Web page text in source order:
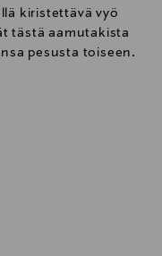
kiristettävä vyö
tästä aamutakista
pesusta toiseen.